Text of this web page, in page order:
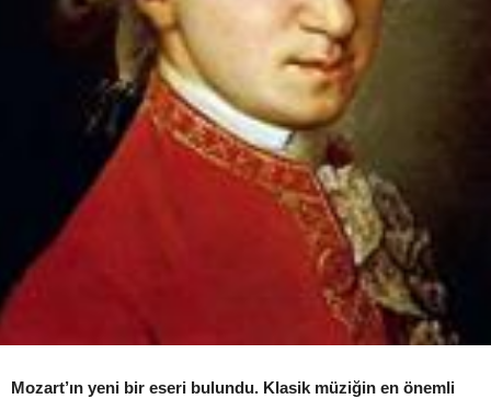
Mozart’ın yeni bir eseri bulundu. Klasik müziğin en önemli